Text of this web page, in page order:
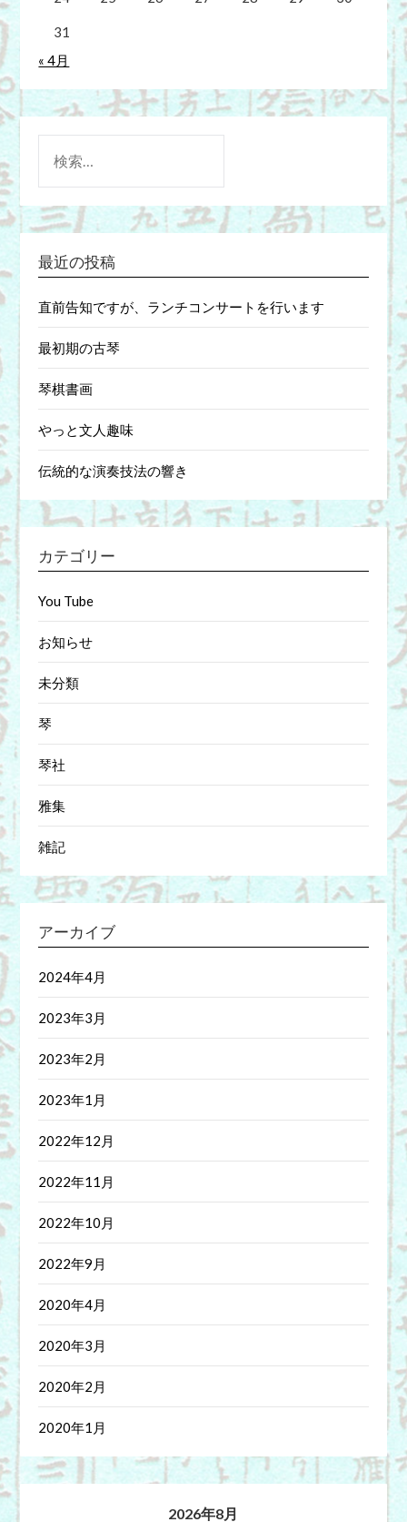
31
« 4月
索:
最近の投稿
直前告知ですが、ランチコンサートを行います
最初期の古琴
琴棋書画
やっと文人趣味
伝統的な演奏技法の響き
カテゴリー
You Tube
お知らせ
未分類
琴
琴社
雅集
雑記
アーカイブ
2024年4月
2023年3月
2023年2月
2023年1月
2022年12月
2022年11月
2022年10月
2022年9月
2020年4月
2020年3月
2020年2月
2020年1月
2026年8月